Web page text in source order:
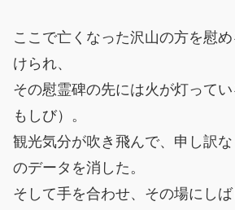
ここで亡くなった沢山の方を慰
けられ、
その慰霊碑の先には火が灯って
もしび）。
観光気分が吹き飛んで、申し訳
のデータを消した。
そして手を合わせ、その場にし